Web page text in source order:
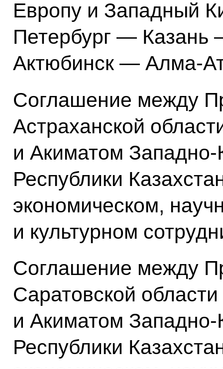
Европу и Западный
Петербург —
Актюбинск — Алма-
Соглашение между
Астраханской
и Акиматом Западно-
Республики
экономическом,
и культурном
Соглашение между
Саратовской
и Акиматом Западно-
Республики